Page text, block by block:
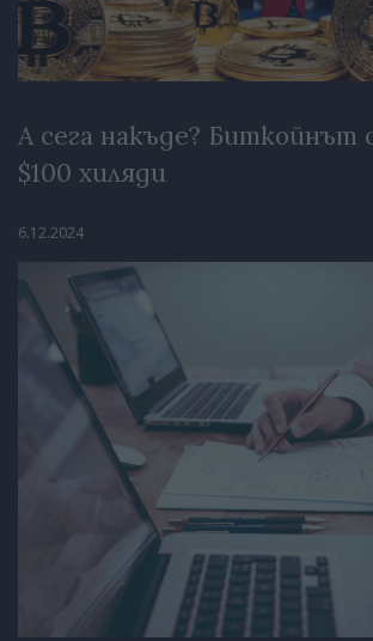
А сега накъде? Биткойнът
$100 хиляди
6.12.2024